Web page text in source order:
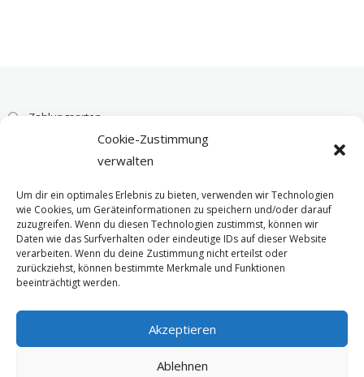
Cookie-Zustimmung
verwalten
Um dir ein optimales Erlebnis zu bieten, verwenden wir Technologien
wie Cookies, um Geräteinformationen zu speichern und/oder darauf
zuzugreifen. Wenn du diesen Technologien zustimmst, können wir
Daten wie das Surfverhalten oder eindeutige IDs auf dieser Website
verarbeiten. Wenn du deine Zustimmung nicht erteilst oder
zurückziehst, können bestimmte Merkmale und Funktionen
beeinträchtigt werden.
Akzeptieren
Ablehnen
Zahlungsarten
Widerrufsbelehrung
Datenschutzbelehrung
Cookie-Richtlinie (EU)